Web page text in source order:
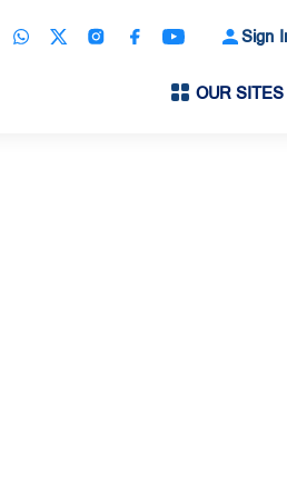
Sign
OUR SITES